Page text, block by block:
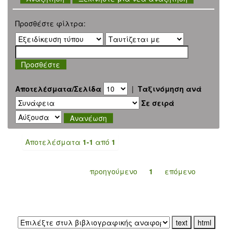
Προσθέστε φίλτρα:
Αποτελέσματα/Σελίδα | Ταξινόμηση ανά
Σε σειρά
Αποτελέσματα 1-1 από 1
προηγούμενο 1 επόμενο